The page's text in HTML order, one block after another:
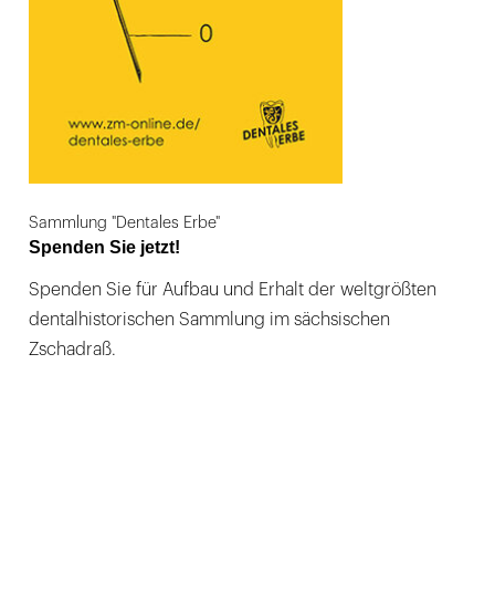
Sammlung "Dentales Erbe"
Spenden Sie jetzt!
Spenden Sie für Aufbau und Erhalt der weltgrößten
dentalhistorischen Sammlung im sächsischen
Zschadraß.